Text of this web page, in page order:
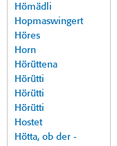
Hömädli
Hopmaswingert
Höres
Horn
Hörüttena
Hörütti
Hörütti
Hörütti
Hostet
Hötta, ob der -